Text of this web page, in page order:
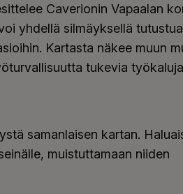
Caverionin Vapaalan
yhdellä silmäyksellä tutustua
Kartasta näkee muun
tukevia työkaluja
samanlaisen kartan.
muistuttamaan niiden